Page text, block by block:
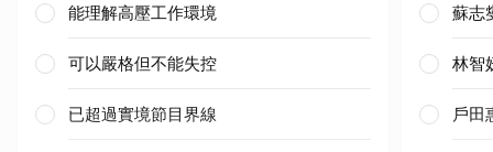
能理解高壓工作環境
可以嚴格但不能失控
已超過實境節目界線
蘇志
林智
戶田